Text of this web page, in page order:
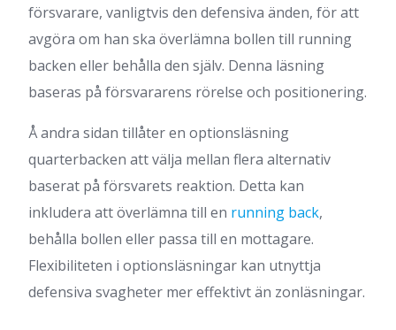
försvarare, vanligtvis den defensiva änden, för att
avgöra om han ska överlämna bollen till running
backen eller behålla den själv. Denna läsning
baseras på försvararens rörelse och positionering.
Å andra sidan tillåter en optionsläsning
quarterbacken att välja mellan flera alternativ
baserat på försvarets reaktion. Detta kan
inkludera att överlämna till en running back,
behålla bollen eller passa till en mottagare.
Flexibiliteten i optionsläsningar kan utnyttja
defensiva svagheter mer effektivt än zonläsningar.